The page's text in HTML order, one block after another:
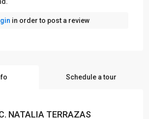
in order to post a review
Schedule a tour
NATALIA TERRAZAS